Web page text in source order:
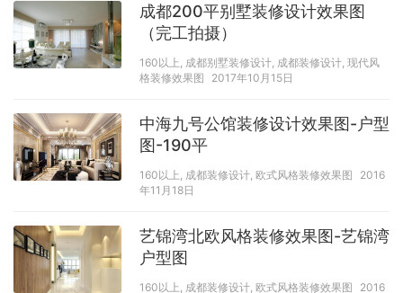
成都200平别墅装修设计效果图
（完工拍摄）
160以上 成都别墅装修设计 成都装修设计 现代风
格装修效果图
2017年10月15日
中海九号公馆装修设计效果图-户型
图-190平
160以上 成都装修设计 欧式风格装修效果图
2016
年11月18日
艺锦湾北欧风格装修效果图-艺锦湾
户型图
160以上 成都装修设计 欧式风格装修效果图 2016